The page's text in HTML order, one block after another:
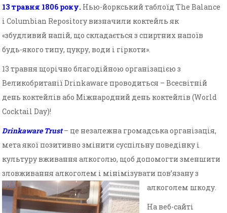
13 травня 1806 року. Нью-йоркський таблоїд The Balance
і Columbian Repository визначили коктейль як
«збудливий напій, що складається з спиртних напоїв
будь-якого типу, цукру, води і гіркоти».
13 травня щорічно благодійною організацією з
Великобританії Drinkaware проводиться – Всесвітній
день коктейлів або Міжнародний день коктейлів (World
Cocktail Day)!
Drinkaware Trust– це незалежна громадська організація,
мета якої позитивно змінити суспільну поведінку і
культуру вживання алкоголю, щоб допомогти зменшити
зловживання алкоголем і мінімізувати пов’язану з
алкоголем шкоду.
На веб-сайті